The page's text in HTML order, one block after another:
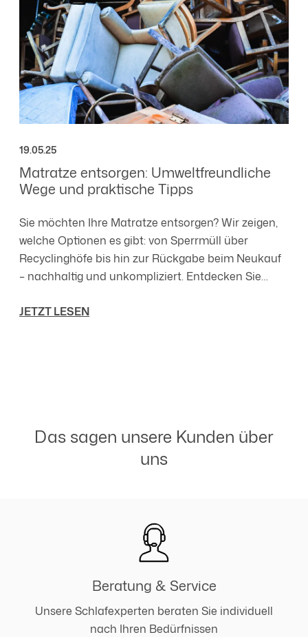
19.05.25
Matratze entsorgen: Umweltfreundliche
Wege und praktische Tipps
Sie möchten Ihre Matratze entsorgen? Wir zeigen,
welche Optionen es gibt: von Sperrmüll über
Recyclinghöfe bis hin zur Rückgabe beim Neukauf
– nachhaltig und unkompliziert. Entdecken Sie
Weiterverwendung oder Upcycling.
JETZT LESEN
Das sagen unsere Kunden über
uns
Beratung & Service
Unsere Schlafexperten beraten Sie individuell
nach Ihren Bedürfnissen